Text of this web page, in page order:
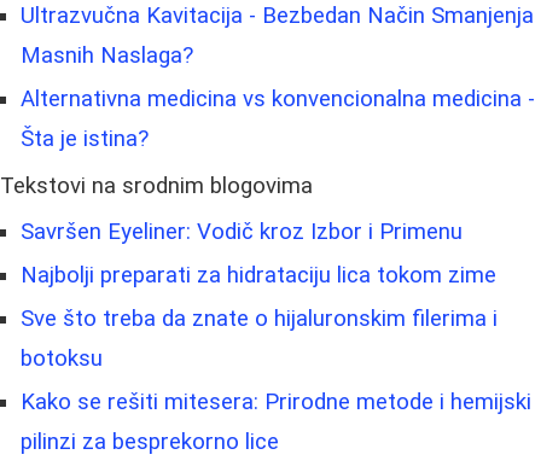
Ultrazvučna Kavitacija - Bezbedan Način Smanjenja
Masnih Naslaga?
Alternativna medicina vs konvencionalna medicina -
Šta je istina?
Tekstovi na srodnim blogovima
Savršen Eyeliner: Vodič kroz Izbor i Primenu
Najbolji preparati za hidrataciju lica tokom zime
Sve što treba da znate o hijaluronskim filerima i
botoksu
Kako se rešiti mitesera: Prirodne metode i hemijski
pilinzi za besprekorno lice